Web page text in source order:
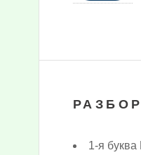
1-я буква